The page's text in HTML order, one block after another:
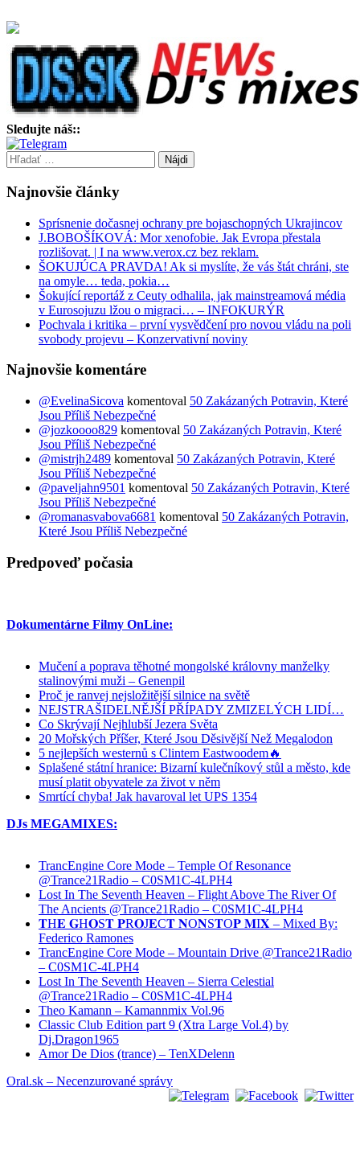
Sledujte náš::
Hľadať:
Najnovšie články
Sprísnenie dočasnej ochrany pre bojaschopných Ukrajincov
J.BOBOŠÍKOVÁ: Mor xenofobie. Jak Evropa přestala
rozlišovat. | I na www.verox.cz bez reklam.
ŠOKUJÚCA PRAVDA! Ak si myslíte, že vás štát chráni, ste
na omyle… teda, pokia…
Šokující reportáž z Ceuty odhalila, jak mainstreamová média
v Eurosojuzu lžou o migraci… – INFOKURÝR
Pochvala i kritika – první vysvědčení pro novou vládu na poli
svobody projevu – Konzervativní noviny
Najnovšie komentáre
@EvelinaSicova komentoval 50 Zakázaných Potravin, Které
Jsou Příliš Nebezpečné
@jozkoooo829 komentoval 50 Zakázaných Potravin, Které
Jsou Příliš Nebezpečné
@mistrjh2489 komentoval 50 Zakázaných Potravin, Které
Jsou Příliš Nebezpečné
@paveljahn9501 komentoval 50 Zakázaných Potravin, Které
Jsou Příliš Nebezpečné
@romanasvabova6681 komentoval 50 Zakázaných Potravin,
Které Jsou Příliš Nebezpečné
Predpoveď počasia
Dokumentárne Filmy OnLine:
Mučení a poprava těhotné mongolské královny manželky
stalinovými muži – Genenpil
Proč je ranvej nejsložitější silnice na světě
NEJSTRAŠIDELNĚJŠÍ PŘÍPADY ZMIZELÝCH LIDÍ…
Co Skrývají Nejhlubší Jezera Světa
20 Mořských Příšer, Které Jsou Děsivější Než Megalodon
5 nejlepších westernů s Clintem Eastwoodem🔥
Splašené státní hranice: Bizarní kulečníkový stůl a město, kde
musí platit obyvatele za život v něm
Smrtící chyba! Jak havaroval let UPS 1354
DJs MEGAMIXES:
TrancEngine Core Mode – Temple Of Resonance
@Trance21Radio – C0SM1C-4LPH4
Lost In The Seventh Heaven – Flight Above The River Of
The Ancients @Trance21Radio – C0SM1C-4LPH4
𝐓H𝐄 𝐆H𝐎S𝐓 𝐏R𝐎J𝐄C𝐓 𝐍O𝐍S𝐓O𝐏 𝐌I𝐗 – Mixed By:
Federico Ramones
TrancEngine Core Mode – Mountain Drive @Trance21Radio
– C0SM1C-4LPH4
Lost In The Seventh Heaven – Sierra Celestial
@Trance21Radio – C0SM1C-4LPH4
Theo Kamann – Kamannmix Vol.96
Classic Club Edition part 9 (Xtra Large Vol.4) by
Dj.Dragon1965
Amor De Dios (trance) – TenXDelenn
Oral.sk – Necenzurované správy